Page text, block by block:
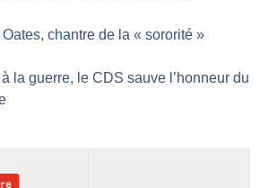
chantre de la « sororité »
la guerre, le CDS sauve l’honneur du